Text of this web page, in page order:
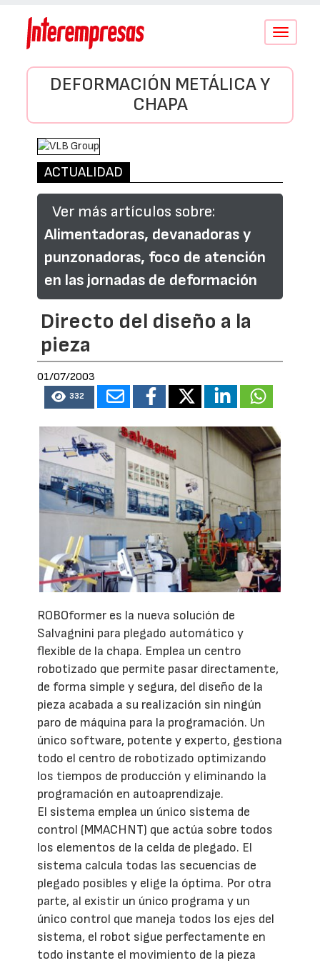
Conmutar
DEFORMACIÓN METÁLICA Y
CHAPA
ACTUALIDAD
Ver más artículos sobre:
Alimentadoras, devanadoras y
punzonadoras, foco de atención
en las jornadas de deformación
Directo del diseño a la
pieza
01/07/2003
332
ROBOformer es la nueva solución de
Salvagnini para plegado automático y
flexible de la chapa. Emplea un centro
robotizado que permite pasar directamente,
de forma simple y segura, del diseño de la
pieza acabada a su realización sin ningún
paro de máquina para la programación. Un
único software, potente y experto, gestiona
todo el centro de robotizado optimizando
los tiempos de producción y eliminando la
programación en autoaprendizaje.
El sistema emplea un único sistema de
control (MMACHNT) que actúa sobre todos
los elementos de la celda de plegado. El
sistema calcula todas las secuencias de
plegado posibles y elige la óptima. Por otra
parte, al existir un único programa y un
único control que maneja todos los ejes del
sistema, el robot sigue perfectamente en
todo instante el movimiento de la pieza